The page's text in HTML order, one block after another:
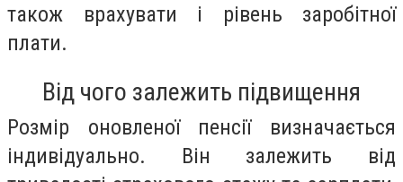
також врахувати і рівень заробітної
плати.
Від чого залежить підвищення
Розмір оновленої пенсії визначається
індивідуально. Він залежить від